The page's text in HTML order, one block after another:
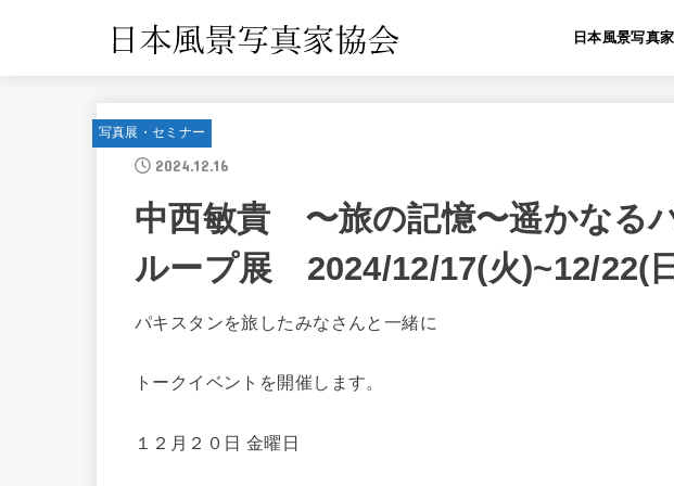
日本風景写真
写真展・セミナー
2024.12.16
中西敏貴 〜旅の記憶〜遥かなる
ループ展 2024/12/17(火)~12/22(
パキスタンを旅したみなさんと一緒に
トークイベントを開催します。
１２月２０日 金曜日